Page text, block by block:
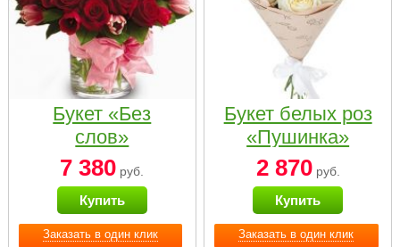
Заказать в один клик
Букет «Без
слов»
7 380 руб.
Купить
Заказать в один клик
Букет белых роз
«Пушинка»
2 870руб.
Купить